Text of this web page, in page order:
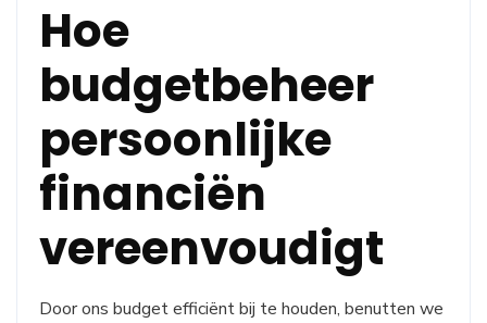
Hoe
budgetbeheer
persoonlijke
financiën
vereenvoudigt
Door ons budget efficiënt bij te houden, benutten we